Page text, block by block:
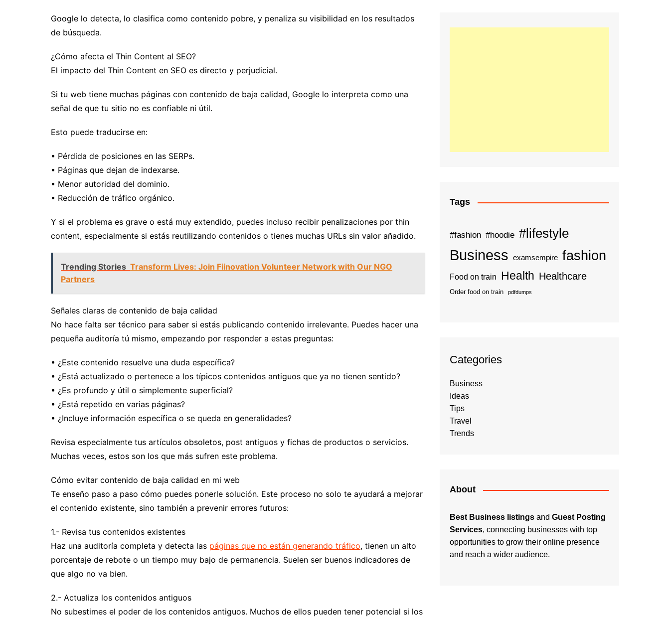
Google lo detecta, lo clasifica como contenido pobre, y penaliza su visibilidad en los resultados
de búsqueda.
¿Cómo afecta el Thin Content al SEO?
El impacto del Thin Content en SEO es directo y perjudicial.
Si tu web tiene muchas páginas con contenido de baja calidad, Google lo interpreta como una
señal de que tu sitio no es confiable ni útil.
Esto puede traducirse en:
• Pérdida de posiciones en las SERPs.
• Páginas que dejan de indexarse.
• Menor autoridad del dominio.
• Reducción de tráfico orgánico.
Y si el problema es grave o está muy extendido, puedes incluso recibir penalizaciones por thin
content, especialmente si estás reutilizando contenidos o tienes muchas URLs sin valor añadido.
Trending Stories Transform Lives: Join Fiinovation Volunteer Network with Our NGO
Partners
Señales claras de contenido de baja calidad
No hace falta ser técnico para saber si estás publicando contenido irrelevante. Puedes hacer una
pequeña auditoría tú mismo, empezando por responder a estas preguntas:
• ¿Este contenido resuelve una duda específica?
• ¿Está actualizado o pertenece a los típicos contenidos antiguos que ya no tienen sentido?
• ¿Es profundo y útil o simplemente superficial?
• ¿Está repetido en varias páginas?
• ¿Incluye información específica o se queda en generalidades?
Revisa especialmente tus artículos obsoletos, post antiguos y fichas de productos o servicios.
Muchas veces, estos son los que más sufren este problema.
Cómo evitar contenido de baja calidad en mi web
Te enseño paso a paso cómo puedes ponerle solución. Este proceso no solo te ayudará a mejorar
el contenido existente, sino también a prevenir errores futuros:
1.- Revisa tus contenidos existentes
Haz una auditoría completa y detecta las páginas que no están generando tráfico, tienen un alto
porcentaje de rebote o un tiempo muy bajo de permanencia. Suelen ser buenos indicadores de
que algo no va bien.
2.- Actualiza los contenidos antiguos
No subestimes el poder de los contenidos antiguos. Muchos de ellos pueden tener potencial si los
Tags
#fashion #hoodie #lifestyle
Business examsempire fashion
Food on train Health Healthcare
Order food on train pdfdumps
Categories
Business
Ideas
Tips
Travel
Trends
About
Best Business listings and Guest Posting
Services, connecting businesses with top
opportunities to grow their online presence
and reach a wider audience.